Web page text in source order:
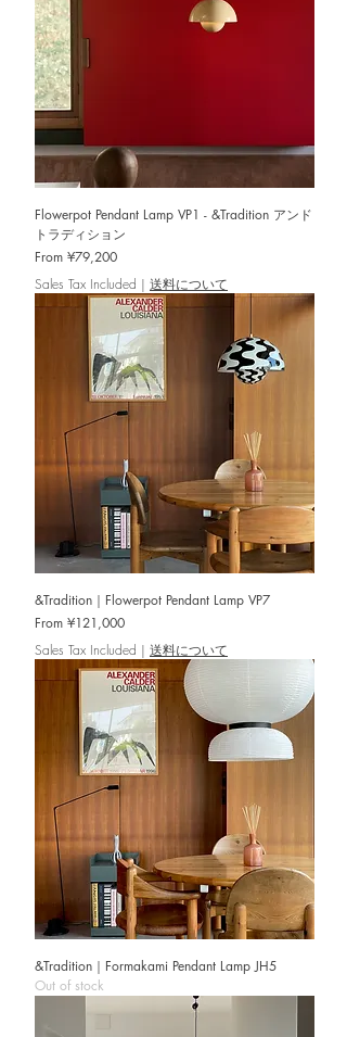
Flowerpot Pendant Lamp VP1 - &Tradition アンド
トラディション
From ¥79,200
Sale Price
Sales Tax Included | 送料について
&Tradition｜Flowerpot Pendant Lamp VP7
From ¥121,000
Sale Price
Sales Tax Included | 送料について
&Tradition｜Formakami Pendant Lamp JH5
Out of stock